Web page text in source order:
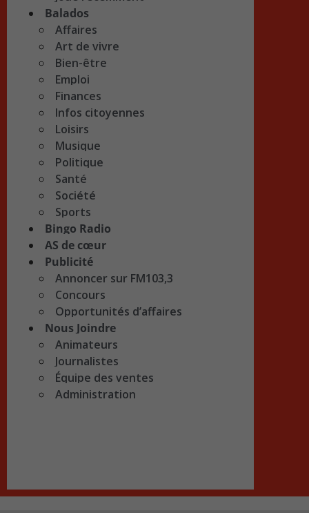
Balados
Affaires
Art de vivre
Bien-être
Emploi
Finances
Infos citoyennes
Loisirs
Musique
Politique
Santé
Société
Sports
Bingo Radio
AS de cœur
Publicité
Annoncer sur FM103,3
Concours
Opportunités d’affaires
Nous Joindre
Animateurs
Journalistes
Équipe des ventes
Administration